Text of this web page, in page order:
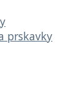
prskavky